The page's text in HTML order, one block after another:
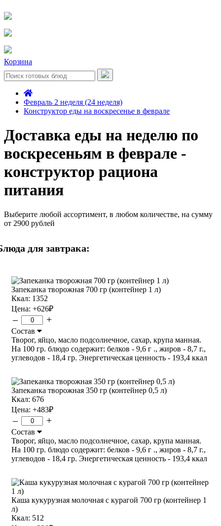
Корзина
Февраль 2 неделя (24 неделя)
Конструктор еды на воскресенье в феврале
Доставка еды на неделю по
воскресеньям в феврале -
конструктор рациона
питания
Выберите любой ассортимент, в любом количестве, на сумму
от 2900 рублей
для завтрака:
Запеканка творожная 700 гр (контейнер 1 л)
Ккал: 1352
Цена: +626₽
– +
Состав
Творог, яйцо, масло подсолнечное, сахар, крупа манная.
На 100 гр. блюдо содержит: белков - 9,6 г ., жиров - 8,7 г.,
углеводов - 18,4 гр. Энергетическая ценность - 193,4 ккал
Запеканка творожная 350 гр (контейнер 0,5 л)
Ккал: 676
Цена: +483₽
– +
Состав
Творог, яйцо, масло подсолнечное, сахар, крупа манная.
На 100 гр. блюдо содержит: белков - 9,6 г ., жиров - 8,7 г.,
углеводов - 18,4 гр. Энергетическая ценность - 193,4 ккал
Каша кукурузная молочная с курагой 700 гр (контейнер 1
л)
Ккал: 512